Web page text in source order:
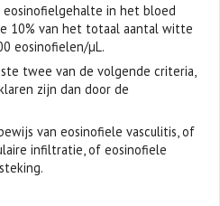
eosinofielgehalte in het bloed
10% van het totaal aantal witte
eosinofielen/µL.
twee van de volgende criteria,
zijn dan door de
van eosinofiele vasculitis, of
infiltratie, of eosinofiele